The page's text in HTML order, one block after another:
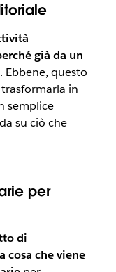
già da un
. Ebbene, questo
in
semplice
su ciò che
per
di
che viene